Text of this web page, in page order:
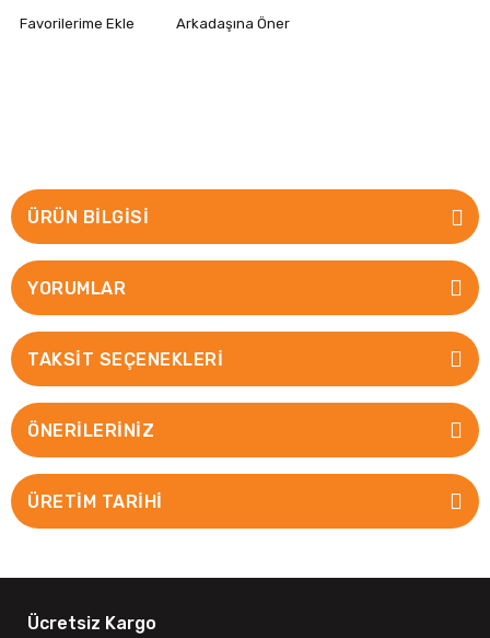
Arkadaşına Öner
ÜRÜN BILGISI
YORUMLAR
TAKSIT SEÇENEKLERI
ÖNERILERINIZ
ÜRETİM TARİHİ
Ücretsiz Kargo